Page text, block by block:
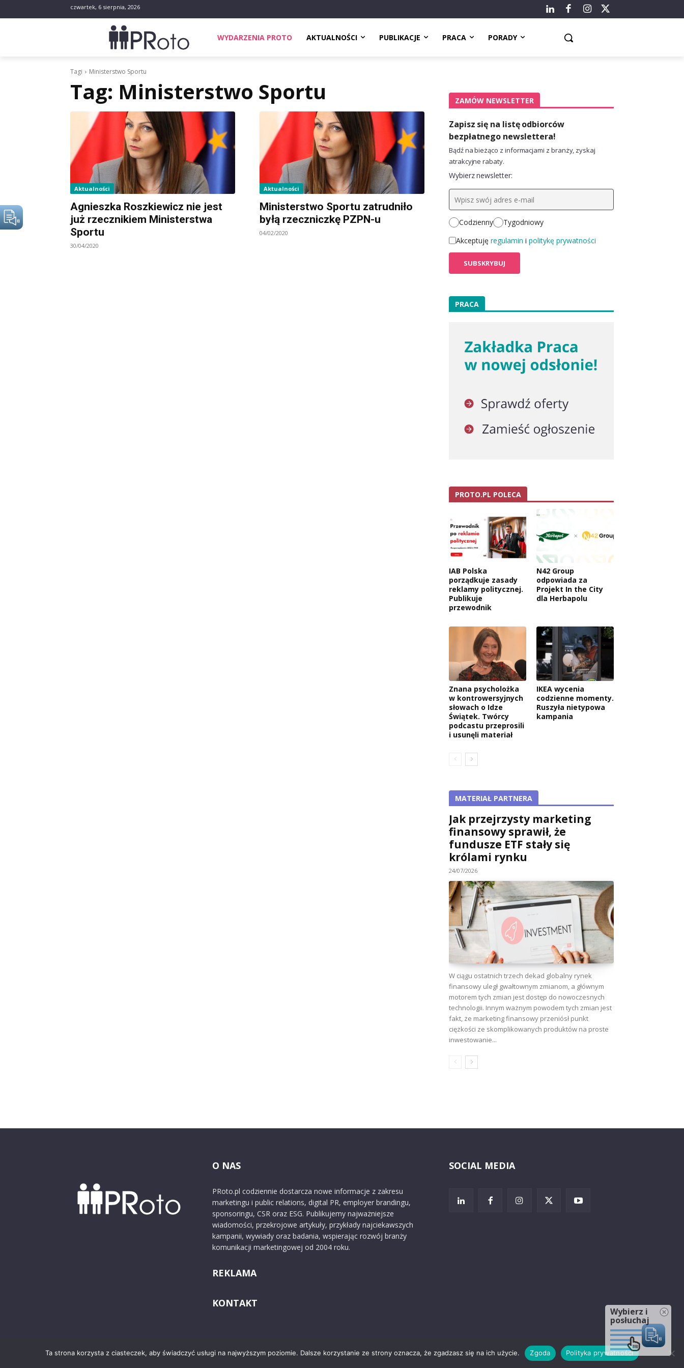
czwartek, 6 sierpnia, 2026
WYDARZENIA PROTO AKTUALNOŚCI PUBLIKACJE PRACA PORADY
Tagi Ministerstwo Sportu
Tag: Ministerstwo Sportu
Aktualności
Agnieszka Roszkiewicz nie jest
już rzecznikiem Ministerstwa
Sportu
30/04/2020
Aktualności
Ministerstwo Sportu zatrudniło
byłą rzeczniczkę PZPN-u
04/02/2020
ZAMÓW NEWSLETTER
Zapisz się na listę odbiorców
bezpłatnego newslettera!
Bądź na bieżąco z informacjami z branży, zyskaj
atrakcyjne rabaty.
Wybierz newsletter:
Codzienny
Tygodniowy
Akceptuję regulamin i politykę prywatności
PRACA
PROTO.PL POLECA
IAB Polska
porządkuje zasady
reklamy politycznej.
Publikuje
przewodnik
N42 Group
odpowiada za
Projekt In the City
dla Herbapolu
Znana psycholożka
w kontrowersyjnych
słowach o Idze
Świątek. Twórcy
podcastu przeprosili
i usunęli materiał
IKEA wycenia
codzienne momenty.
Ruszyła nietypowa
kampania
MATERIAŁ PARTNERA
Jak przejrzysty marketing
finansowy sprawił, że
fundusze ETF stały się
królami rynku
24/07/2026
W ciągu ostatnich trzech dekad globalny rynek
finansowy uległ gwałtownym zmianom, a głównym
motorem tych zmian jest dostęp do nowoczesnych
technologii. Innym ważnym powodem tych zmian jest
fakt, że marketing finansowy przeniósł punkt
ciężkości ze skomplikowanych produktów na proste
inwestowanie...
O NAS
PRoto.pl codziennie dostarcza nowe informacje z zakresu
marketingu i public relations, digital PR, employer brandingu,
sponsoringu, CSR oraz ESG. Publikujemy najważniejsze
wiadomości, przekrojowe artykuły, przykłady najciekawszych
kampanii, wywiady oraz badania, wspierając rozwój branży
komunikacji marketingowej od 2004 roku.
REKLAMA
KONTAKT
SOCIAL MEDIA
© 2024 PRoto.pl O nas Reklama Zastrzeżenia prawne
Ta strona korzysta z ciasteczek, aby świadczyć usługi na najwyższym poziomie. Dalsze korzystanie ze strony oznacza, że zgadzasz się na ich użycie. Zgoda Polityka prywatności
Wybierz i
posłuchaj